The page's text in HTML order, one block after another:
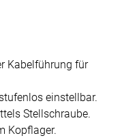
Kabelführung für
einstellbar.
Stellschraube.
Kopflager.